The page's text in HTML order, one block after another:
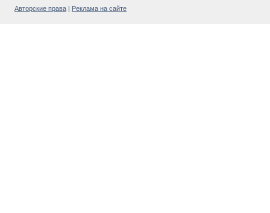
Авторские права Реклама на сайте